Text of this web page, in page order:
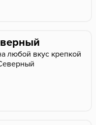
любой вкус крепкой